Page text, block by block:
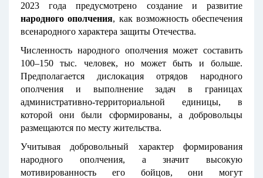
2023 года предусмотрено создание и развитие
народного ополчения, как возможность обеспечения
всенародного характера защиты Отечества.
Численность народного ополчения может составить
100–150 тыс. человек, но может быть и больше.
Предполагается дислокация отрядов народного
ополчения и выполнение задач в границах
административно-территориальной единицы, в
которой они были сформированы, а добровольцы
размещаются по месту жительства.
Учитывая добровольный характер формирования
народного ополчения, а значит высокую
мотивированность его бойцов, они могут